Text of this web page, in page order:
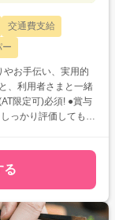
交通費支給
ー
お手伝い、実用的
、利用者さまと一緒
限定可)必須! ●賞与
っかり評価してもら
る